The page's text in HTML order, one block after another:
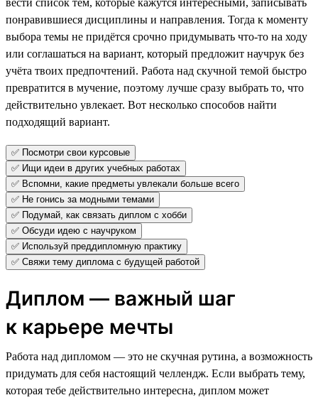
понравившиеся дисциплины и направления. Тогда к моменту
выбора темы не придётся срочно придумывать что-то на ходу
или соглашаться на вариант, который предложит научрук без
учёта твоих предпочтений. Работа над скучной темой быстро
превратится в мучение, поэтому лучше сразу выбрать то, что
действительно увлекает. Вот несколько способов найти
подходящий вариант.
✅ Посмотри свои курсовые
✅ Ищи идеи в других учебных работах
✅ Вспомни, какие предметы увлекали больше всего
✅ Не гонись за модными темами
✅ Подумай, как связать диплом с хобби
✅ Обсуди идею с научруком
✅ Используй преддипломную практику
✅ Свяжи тему диплома с будущей работой
Диплом — важный шаг
к карьере мечты
Работа над дипломом — это не скучная рутина, а возможность
придумать для себя настоящий челлендж. Если выбрать тему,
которая тебе действительно интересна, диплом может